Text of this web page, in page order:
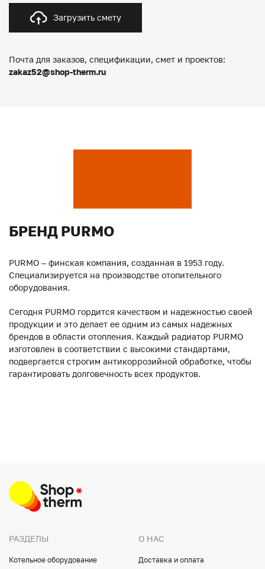
Загрузить смету
Почта для заказов, спецификации, смет и проектов:
zakaz52@shop-therm.ru
БРЕНД PURMO
PURMO – финская компания, созданная в 1953 году.
Специализируется на производстве отопительного
оборудования.
Сегодня PURMO гордится качеством и надежностью своей
продукции и это делает ее одним из самых надежных
брендов в области отопления. Каждый радиатор PURMO
изготовлен в соответствии с высокими стандартами,
подвергается строгим антикоррозийной обработке, чтобы
гарантировать долговечность всех продуктов.
РАЗДЕЛЫ
Котельное оборудование
О НАС
Доставка и оплата